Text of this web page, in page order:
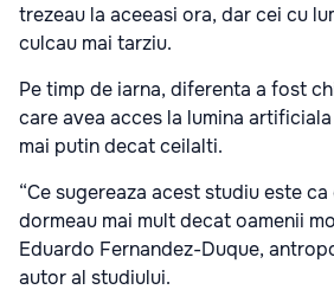
trezeau la aceeasi ora, dar cei cu
culcau mai tarziu.
Pe timp de iarna, diferenta a fost
care avea acces la lumina
mai putin decat ceilalti.
“Ce sugereaza acest studiu este
dormeau mai mult decat oamenii
Eduardo Fernandez-Duque,
autor al studiului.